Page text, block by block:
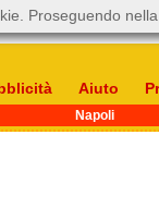
Aiuto
Napoli
Proseguendo